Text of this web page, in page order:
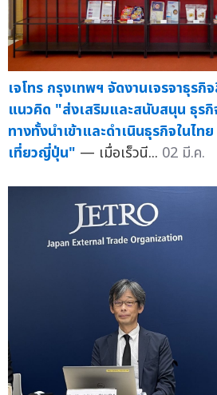
เจโทร กรุงเทพฯ จัดงานเจรจาธุร
แนวคิด "ส่งเสริมและสนับสนุน ธุร
ทางทั้งนำเข้าและดำเนินธุรกิจในไ
เที่ยวญี่ปุ่น" — เมื่อเร็วนี... 02 มี.ค.